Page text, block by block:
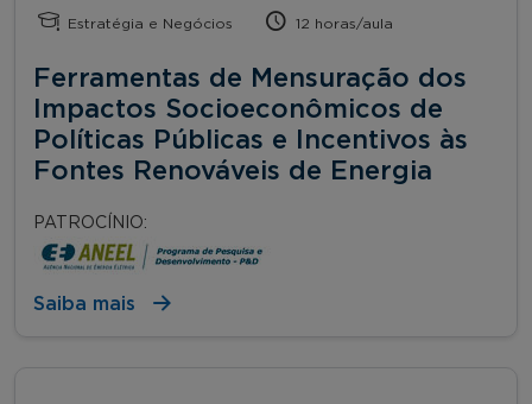
Estratégia e Negócios 12 horas/aula
Ferramentas de Mensuração dos
Impactos Socioeconômicos de
Políticas Públicas e Incentivos às
Fontes Renováveis de Energia
PATROCÍNIO:
Saiba mais